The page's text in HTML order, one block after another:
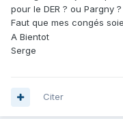
pour le DER ? ou Pargny
Faut que mes congés
A Bientot
Serge
Citer